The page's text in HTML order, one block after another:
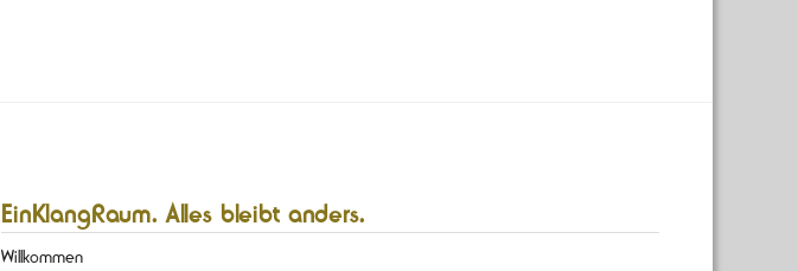
EinKlangRaum. Alles bleibt anders.
Willkommen